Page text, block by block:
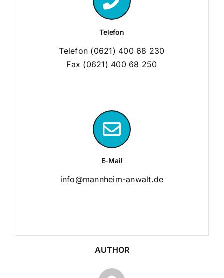
Telefon
Telefon (0621) 400 68 230
Fax (0621) 400 68 250
E-Mail
info@mannheim-anwalt.de
AUTHOR